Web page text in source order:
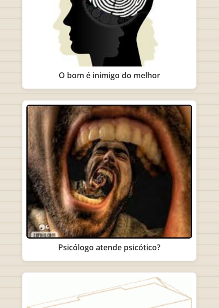
O bom é inimigo do melhor
Psicólogo atende psicótico?